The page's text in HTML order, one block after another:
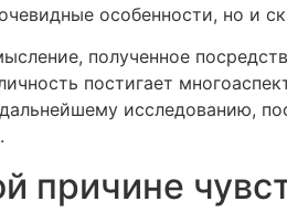
особенности, но и
полученное
постигает
исследованию,
причине